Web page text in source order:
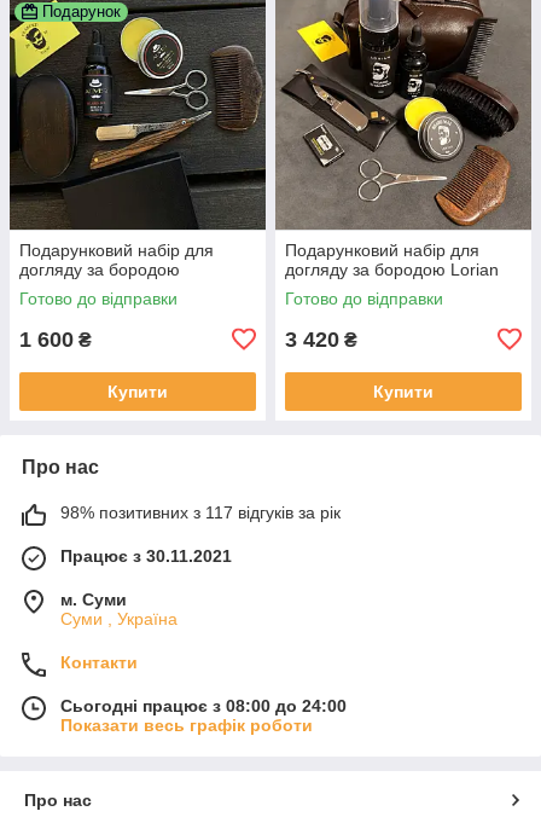
Подарунок
Подарунковий набір для
догляду за бородою
Готово до відправки
1 600 ₴
Купити
Подарунковий набір для
догляду за бородою Lorian
Готово до відправки
3 420 ₴
Купити
Про нас
98% позитивних з 117 відгуків за рік
Працює з 30.11.2021
м. Суми
Суми , Україна
Контакти
Сьогодні працює з 08:00 до 24:00
Показати весь графік роботи
Про нас